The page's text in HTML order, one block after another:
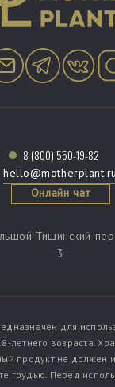
8 (800) 550-19-82
hello@motherplant.ru
Онлайн чат
Тишинский
3
для
летнего возраста.
продукт не должен
грудью. Перед